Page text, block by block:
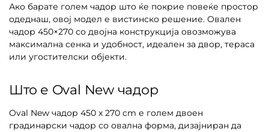
Ако барате голем чадор што ќе покрие повеќе простор
одеднаш, овој модел е вистинско решение. Овален
чадор 450×270 со двојна конструкција овозможува
максимална сенка и удобност, идеален за двор, тераса
или угостителски објекти.
Што е Oval New чадор
Oval New чадор 450 x 270 cm е голем двоен
градинарски чадор со овална форма, дизајниран да